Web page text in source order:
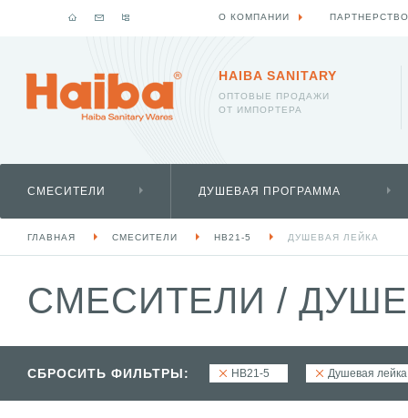
HAIBA SANITARY
ОПТОВЫЕ ПРОДАЖИ
ОТ ИМПОРТЕРА
СМЕСИТЕЛИ ДУШЕВАЯ ПРОГРАММА
ГЛАВНАЯ СМЕСИТЕЛИ HB21-5 ДУШЕВАЯ ЛЕЙКА
СМЕСИТЕЛИ /
СБРОСИТЬ ФИЛЬТРЫ: HB21-5 Душевая лейка
О КОМПАНИИ ПАРТНЕРСТВО